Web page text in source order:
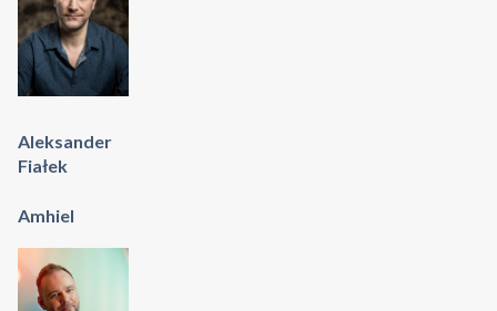
Aleksander
Fiałek
Amhiel